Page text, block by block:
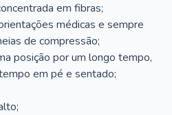
em fibras;
médicas e sempre
de compressão;
posição por um longo tempo,
em pé e sentado;